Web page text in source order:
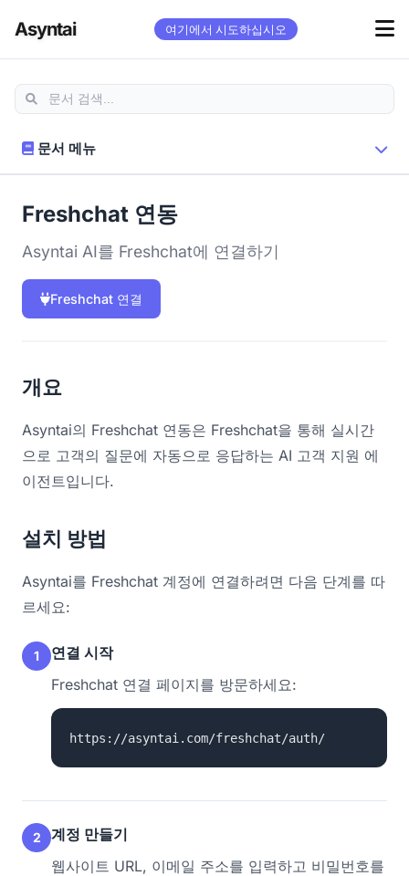
Asyntai 여기에서 시도하십시오
문서 메뉴
Freshchat 연동
Asyntai AI를 Freshchat에 연결하기
Freshchat 연결
개요
Asyntai의 Freshchat 연동은 Freshchat을 통해 실시간
으로 고객의 질문에 자동으로 응답하는 AI 고객 지원 에
이전트입니다.
설치 방법
Asyntai를 Freshchat 계정에 연결하려면 다음 단계를 따
르세요:
1
연결 시작
Freshchat 연결 페이지를 방문하세요:
https://asyntai.com/freshchat/auth/
2
계정 만들기
웹사이트 URL, 이메일 주소를 입력하고 비밀번호를